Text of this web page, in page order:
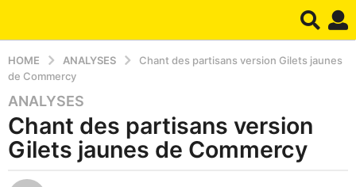
HOME ANALYSES
Chant des partisans version Gilets jaunes
de Commercy
1
a
n
a
ANALYSES
Chant des partisans version
Gilets jaunes de Commercy